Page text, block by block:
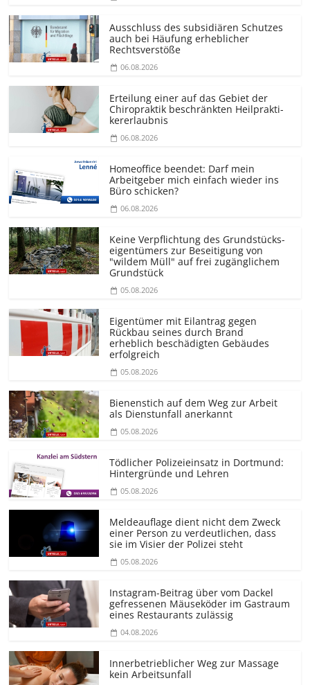
Ausschluss des subsidiären Schutzes
auch bei Häufung erheblicher
Rechtsverstöße
06.08.2026
Erteilung einer auf das Gebiet der
Chiropraktik beschränkten Heilprakti­
kererlaubnis
06.08.2026
Homeoffice beendet: Darf mein
Arbeitgeber mich einfach wieder ins
Büro schicken?
06.08.2026
Keine Verpflichtung des Grundstücks­
eigentümers zur Beseitigung von
"wildem Müll" auf frei zugänglichem
Grundstück
05.08.2026
Eigentümer mit Eilantrag gegen
Rückbau seines durch Brand
erheblich beschädigten Gebäudes
erfolgreich
05.08.2026
Bienenstich auf dem Weg zur Arbeit
als Dienstunfall anerkannt
05.08.2026
Tödlicher Polizeieinsatz in Dortmund:
Hintergründe und Lehren
05.08.2026
Meldeauflage dient nicht dem Zweck
einer Person zu verdeutlichen, dass
sie im Visier der Polizei steht
05.08.2026
Instagram-Beitrag über vom Dackel
gefressenen Mäuseköder im Gastraum
eines Restaurants zulässig
04.08.2026
Innerbetrieblicher Weg zur Massage
kein Arbeitsunfall